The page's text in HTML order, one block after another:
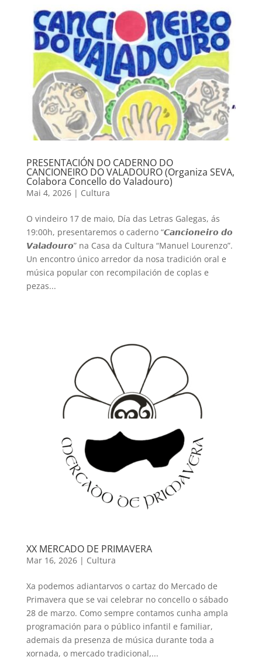
PRESENTACIÓN DO CADERNO DO
CANCIONEIRO DO VALADOURO (Organiza SEVA,
Colabora Concello do Valadouro)
Mai 4, 2026| Cultura
O vindeiro 17 de maio, Día das Letras Galegas, ás
19:00h, presentaremos o caderno “𝘾𝙖𝙣𝙘𝙞𝙤𝙣𝙚𝙞𝙧𝙤 𝙙𝙤
𝙑𝙖𝙡𝙖𝙙𝙤𝙪𝙧𝙤” na Casa da Cultura “Manuel Lourenzo”.
Un encontro único arredor da nosa tradición oral e
música popular con recompilación de coplas e
pezas...
XX MERCADO DE PRIMAVERA
Mar 16, 2026| Cultura
Xa podemos adiantarvos o cartaz do Mercado de
Primavera que se vai celebrar no concello o sábado
28 de marzo. Como sempre contamos cunha ampla
programación para o público infantil e familiar,
ademais da presenza de música durante toda a
xornada, o mercado tradicional,...